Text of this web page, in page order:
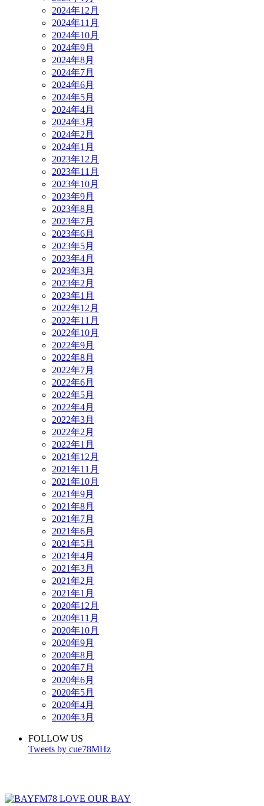
2024年12月
2024年11月
2024年10月
2024年9月
2024年8月
2024年7月
2024年6月
2024年5月
2024年4月
2024年3月
2024年2月
2024年1月
2023年12月
2023年11月
2023年10月
2023年9月
2023年8月
2023年7月
2023年6月
2023年5月
2023年4月
2023年3月
2023年2月
2023年1月
2022年12月
2022年11月
2022年10月
2022年9月
2022年8月
2022年7月
2022年6月
2022年5月
2022年4月
2022年3月
2022年2月
2022年1月
2021年12月
2021年11月
2021年10月
2021年9月
2021年8月
2021年7月
2021年6月
2021年5月
2021年4月
2021年3月
2021年2月
2021年1月
2020年12月
2020年11月
2020年10月
2020年9月
2020年8月
2020年7月
2020年6月
2020年5月
2020年4月
2020年3月
FOLLOW US
Tweets by cue78MHz